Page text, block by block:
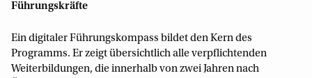
Führungskräfte
Ein digitaler Führungskompass bildet den Kern des
Programms. Er zeigt übersichtlich alle verpflichtenden
Weiterbildungen, die innerhalb von zwei Jahren nach